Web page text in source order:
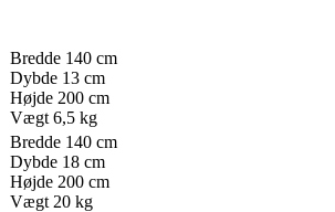
Bredde 140 cm
Dybde 13 cm
Højde 200 cm
Vægt 6,5 kg
Bredde 140 cm
Dybde 18 cm
Højde 200 cm
Vægt 20 kg